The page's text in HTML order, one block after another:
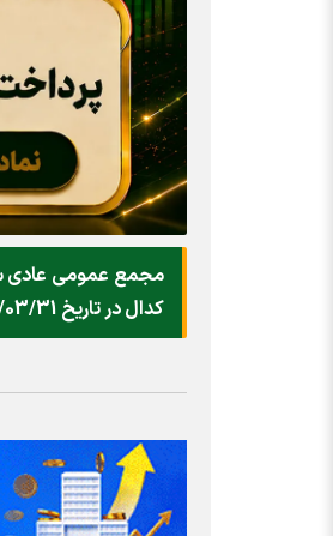
مجمع عمومی عادی
کدال در تاریخ 1405/03/31 برگزار گردید. سود مجمع خعمرا ۱۴۰۵ را چگونه دریافت کنیم؟